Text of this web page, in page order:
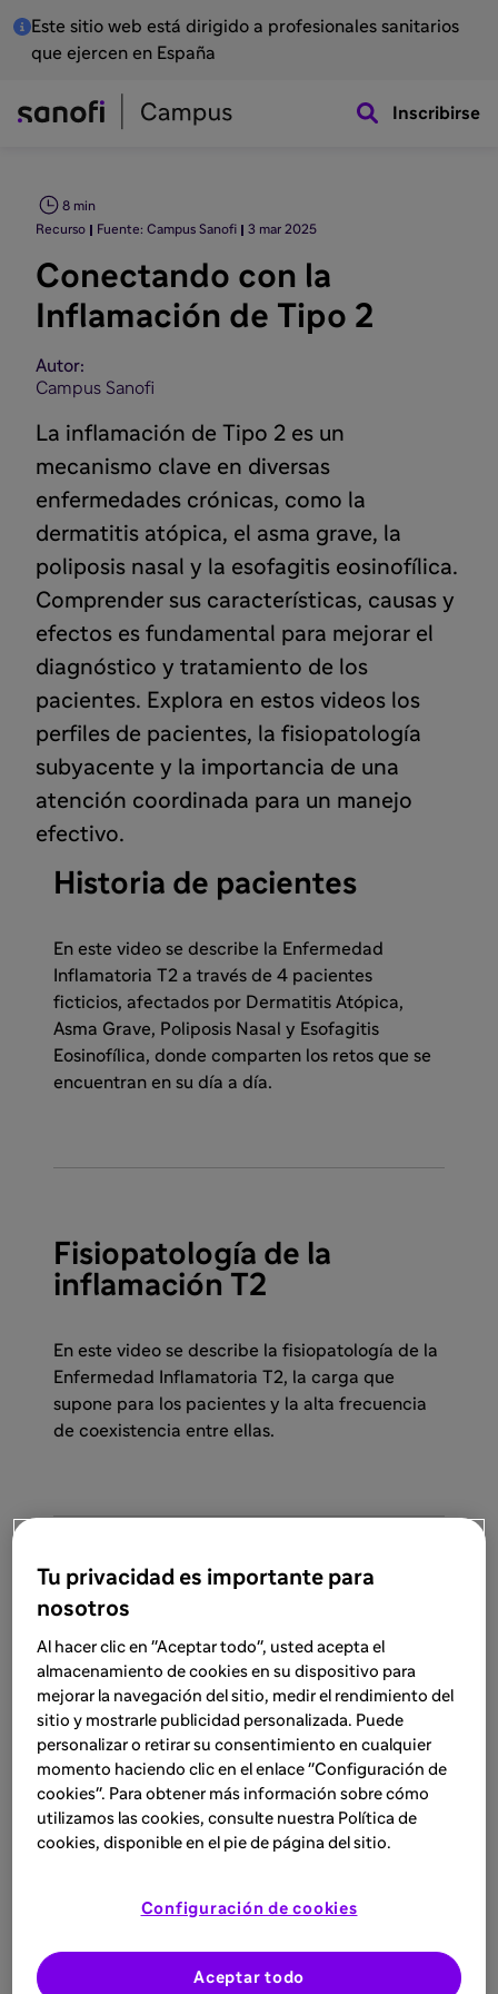
Este sitio web está dirigido a profesionales sanitarios
que ejercen en España
Inscribirse
Recurso Fuente: Campus Sanofi 3 mar 2025
8 min
Conectando con la
Inflamación de Tipo 2
Autor:
Campus Sanofi
La inflamación de Tipo 2 es un
mecanismo clave en diversas
enfermedades crónicas, como la
dermatitis atópica, el asma grave, la
poliposis nasal y la esofagitis eosinofílica.
Comprender sus características, causas y
efectos es fundamental para mejorar el
diagnóstico y tratamiento de los
pacientes. Explora en estos videos los
perfiles de pacientes, la fisiopatología
subyacente y la importancia de una
atención coordinada para un manejo
efectivo.
Historia de pacientes
En este video se describe la Enfermedad
Inflamatoria T2 a través de 4 pacientes
ficticios, afectados por Dermatitis Atópica,
Asma Grave, Poliposis Nasal y Esofagitis
Eosinofílica, donde comparten los retos que se
encuentran en su día a día.
Fisiopatología de la
inflamación T2
En este video se describe la fisiopatología de la
Enfermedad Inflamatoria T2, la carga que
supone para los pacientes y la alta frecuencia
de coexistencia entre ellas.
Abordaje multidisciplinar
En este video se destaca la necesidad e
importancia de la educación, la atención
coordinada, el abordaje multidisciplinar y el
tratamiento individualizado para los pacientes
afectados por la Enfermedad Inflamatoria T2.
en Inflamación tipo 2
2 con nuestra selección de artículos,
Tu privacidad es importante para
nosotros
Al hacer clic en "Aceptar todo", usted acepta el
almacenamiento de cookies en su dispositivo para
mejorar la navegación del sitio, medir el rendimiento del
sitio y mostrarle publicidad personalizada. Puede
personalizar o retirar su consentimiento en cualquier
momento haciendo clic en el enlace "Configuración de
cookies". Para obtener más información sobre cómo
utilizamos las cookies, consulte nuestra Política de
cookies, disponible en el pie de página del sitio.
Configuración de cookies
Aceptar todo